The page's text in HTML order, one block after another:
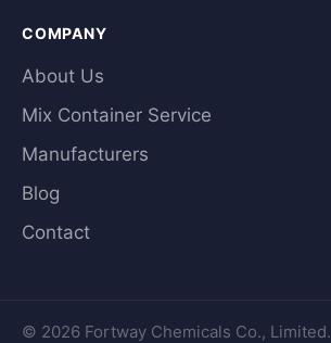
COMPANY
About Us
Mix Container Service
Manufacturers
Blog
Contact
© 2026 Fortway Chemicals Co., Limited.